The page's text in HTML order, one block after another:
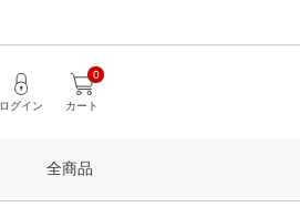
カート
0
ログイン
全商品